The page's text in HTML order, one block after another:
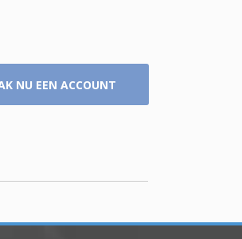
NU EEN ACCOUNT